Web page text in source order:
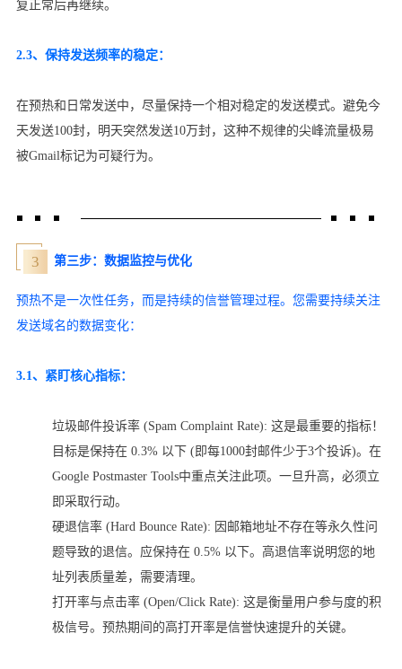
复正常后再继续。
2.3、保持发送频率的稳定：
在预热和日常发送中，尽量保持一个相对稳定的发送模式。避免今
天发送100封，明天突然发送10万封，这种不规律的尖峰流量极易
被Gmail标记为可疑行为。
3 第三步：数据监控与优化
预热不是一次性任务，而是持续的信誉管理过程。您需要持续关注
发送域名的数据变化：
3.1、紧盯核心指标：
垃圾邮件投诉率 (Spam Complaint Rate): 这是最重要的指标！
目标是保持在 0.3% 以下 (即每1000封邮件少于3个投诉)。在
Google Postmaster Tools中重点关注此项。一旦升高，必须立
即采取行动。
硬退信率 (Hard Bounce Rate): 因邮箱地址不存在等永久性问
题导致的退信。应保持在 0.5% 以下。高退信率说明您的地
址列表质量差，需要清理。
打开率与点击率 (Open/Click Rate): 这是衡量用户参与度的积
极信号。预热期间的高打开率是信誉快速提升的关键。